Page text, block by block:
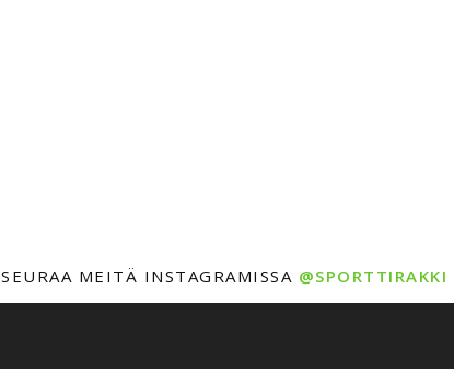
SEURAA MEITÄ INSTAGRAMISSA @SPORTTIRAKKI